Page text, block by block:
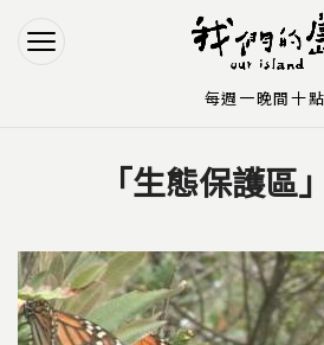
Jump to
Jump to Main
「生態保護區
每週一晚間十點